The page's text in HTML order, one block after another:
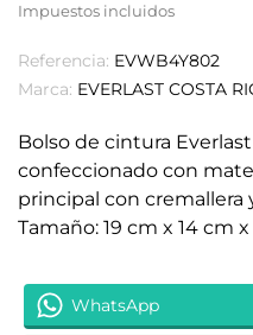
Impuestos incluidos
Referencia: EVWB4Y802
Marca: EVERLAST COSTA
Bolso de cintura
confeccionado con
principal con cremallera
Tamaño: 19 cm x 14 cm
WhatsApp